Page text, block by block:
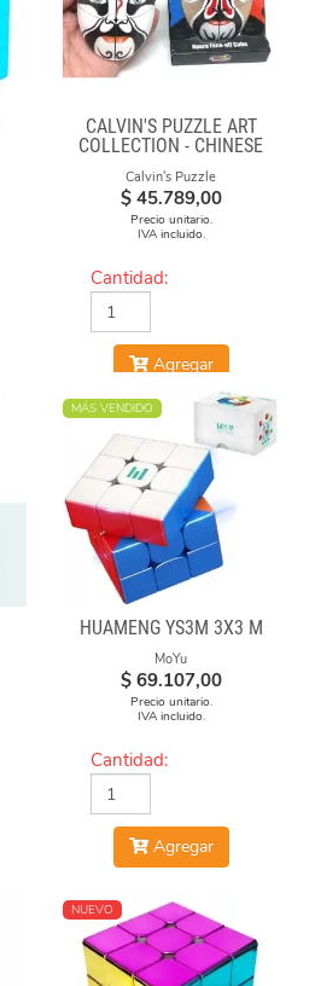
CALVIN'S PUZZLE ART
COLLECTION - CHINESE
OPERA FACE-OFF CUBE
(BLACK & WHITE MASKS)
Calvin's Puzzle
$ 45.789,00
Precio unitario.
IVA incluido.
Cantidad:
Agregar
MÁS VENDIDO
HUAMENG YS3M 3X3 M
MoYu
$ 69.107,00
Precio unitario.
IVA incluido.
Cantidad:
Agregar
NUEVO